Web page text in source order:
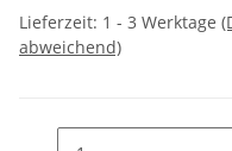
Lieferzeit: 1 - 3 Werktage
abweichend)